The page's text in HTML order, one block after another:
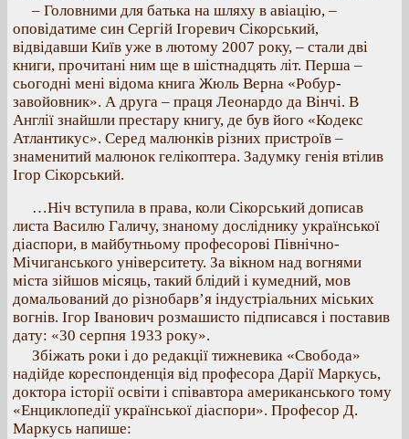
– Головними для батька на шляху в авіацію, –
оповідатиме син Сергій Ігоревич Сікорський,
відвідавши Київ уже в лютому 2007 року, – стали дві
книги, прочитані ним ще в шістнадцять літ. Перша –
сьогодні мені відома книга Жюль Верна «Робур-
завойовник». А друга – праця Леонардо да Вінчі. В
Англії знайшли престару книгу, де був його «Кодекс
Атлантикус». Серед малюнків різних пристроїв –
знаменитий малюнок гелікоптера. Задумку генія втілив
Ігор Сікорський.
…Ніч вступила в права, коли Сікорський дописав
листа Василю Галичу, знаному досліднику української
діаспори, в майбутньому професорові Північно-
Мічиганського університету. За вікном над вогнями
міста зійшов місяць, такий блідий і кумедний, мов
домальований до різнобарв’я індустріальних міських
вогнів. Ігор Іванович розмашисто підписався і поставив
дату: «30 серпня 1933 року».
Збіжать роки і до редакції тижневика «Свобода»
надійде кореспонденція від професора Дарії Маркусь,
доктора історії освіти і співавтора американського тому
«Енциклопедії української діаспори». Професор Д.
Маркусь напише: